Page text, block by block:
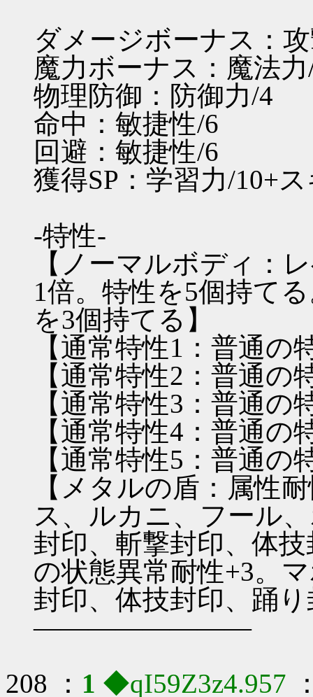
ダメージボーナス：
魔力ボーナス：魔法
物理防御：防御力/4
命中：敏捷性/6
回避：敏捷性/6
獲得SP：学習力/10+
-特性-
【ノーマルボディ：
1倍。特性を5個持て
を3個持てる】
【通常特性1：普通の
【通常特性2：普通の
【通常特性3：普通の
【通常特性4：普通の
【通常特性5：普通の
【メタルの盾：属性
ス、ルカニ、フール
封印、斬撃封印、体
の状態異常耐性+3。
封印、体技封印、踊
――――――――
208 ： 1 ◆qI59Z3z4.957